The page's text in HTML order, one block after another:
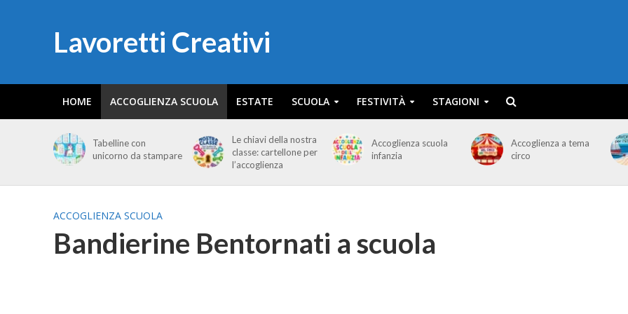
Lavoretti Creativi
HOME ACCOGLIENZA SCUOLA ESTATE SCUOLA FESTIVITÀ STAGIONI
Tabelline con
unicorno da stampare
Le chiavi della nostra
classe: cartellone per
l’accoglienza
Accoglienza scuola
infanzia
Accoglienza a tema
circo
ACCOGLIENZA SCUOLA
Bandierine Bentornati a scuola